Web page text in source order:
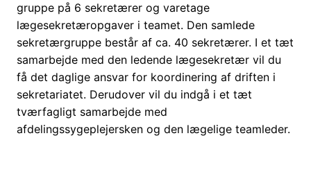
gruppe på 6 sekretærer og varetage
lægesekretæropgaver i teamet. Den samlede
sekretærgruppe består af ca. 40 sekretærer. I et tæt
samarbejde med den ledende lægesekretær vil du
få det daglige ansvar for koordinering af driften i
sekretariatet. Derudover vil du indgå i et tæt
tværfagligt samarbejde med
afdelingssygeplejersken og den lægelige teamleder.